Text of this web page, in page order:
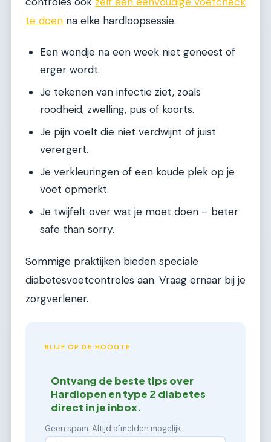
te doen na elke hardloopsessie.
Een wondje na een week niet geneest of
erger wordt.
Je tekenen van infectie ziet, zoals
roodheid, zwelling, pus of koorts.
Je pijn voelt die niet verdwijnt of juist
verergert.
Je verkleuringen of een koude plek op je
voet opmerkt.
Je twijfelt over wat je moet doen – beter
safe than sorry.
Sommige praktijken bieden speciale
diabetesvoetcontroles aan. Vraag ernaar bij je
zorgverlener.
BLIJF OP DE HOOGTE
Ontvang de beste tips over
Hardlopen en type 2 diabetes
direct in je inbox.
Geen spam. Altijd afmelden mogelijk.